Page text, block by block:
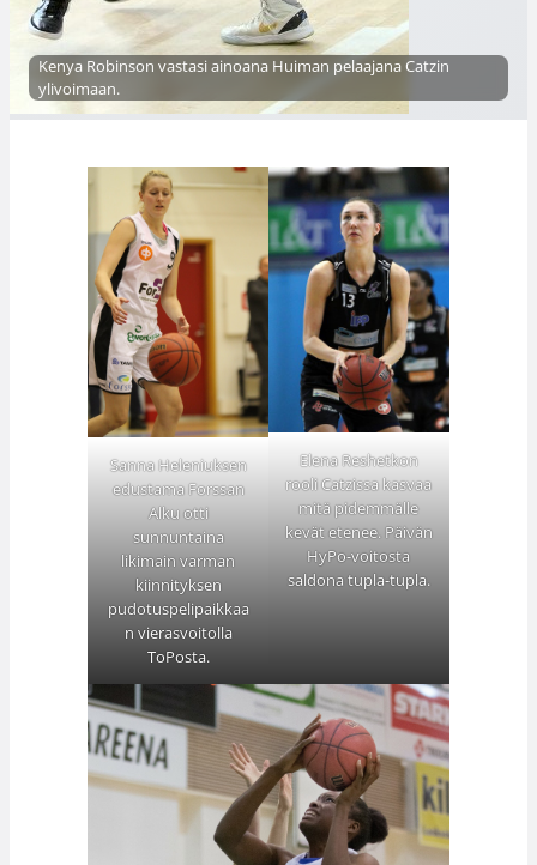
Kenya Robinson vastasi ainoana Huiman pelaajana Catzin
ylivoimaan.
Sanna Heleniuksen
edustama Forssan
Alku otti
sunnuntaina
likimain varman
kiinnityksen
pudotuspelipaikkaa
n vierasvoitolla
ToPosta.
Elena Reshetkon
rooli Catzissa kasvaa
mitä pidemmälle
kevät etenee. Päivän
HyPo-voitosta
saldona tupla-tupla.